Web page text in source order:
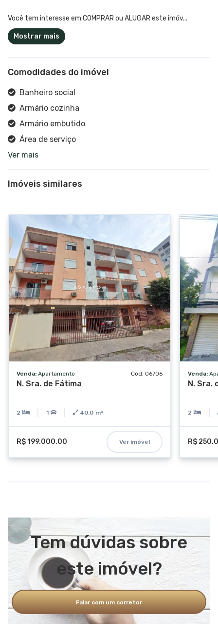
Você tem interesse em COMPRAR ou ALUGAR este imóv...
Mostrar mais
Comodidades do imóvel
Banheiro social
Armário cozinha
Armário embutido
Área de serviço
Cozinha
Sacada
Sala de jantar
Ver mais
Imóveis similares
Venda: Apartamento Cód. 06706
N. Sra. de Fátima
2 1 40.0 m²
R$ 199.000,00 Ver imóvel
Venda:
N. Sra.
2
R$
Tem dúvidas sobre
este imóvel?
Falar com um corretor